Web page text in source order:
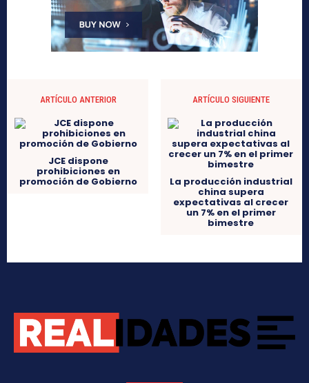
ARTÍCULO ANTERIOR
JCE dispone
prohibiciones en
promoción de Gobierno
ARTÍCULO SIGUIENTE
La producción industrial
china supera
expectativas al crecer
un 7% en el primer
bimestre